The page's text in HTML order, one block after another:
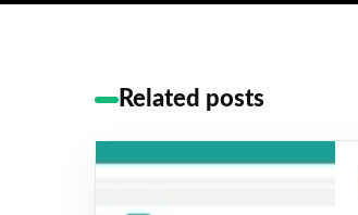
Related posts